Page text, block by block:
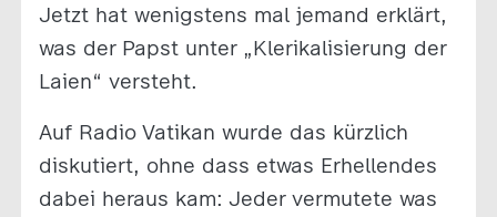
Jetzt hat wenigstens mal jemand erklärt,
was der Papst unter „Klerikalisierung der
Laien“ versteht.
Auf Radio Vatikan wurde das kürzlich
diskutiert, ohne dass etwas Erhellendes
dabei heraus kam: Jeder vermutete was